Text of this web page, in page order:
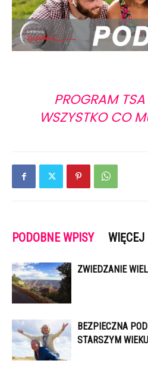
PROGRAM
WSZYSTKO CO
PODOBNE WPISY WIĘCEJ
ZWIEDZANIE
BEZPIECZNA
STARSZYM WIEKU